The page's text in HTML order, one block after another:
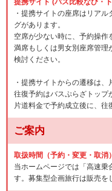
提携サイト (バス比較なび・
・提携サイトの座席はリア
グがあります。
空席が少ない時に、予約操作
満席もしくは男女別座席管理
検討ください。
・提携サイトからの遷移は、
往復予約はバスぷらざトップ
片道料金で予約成立後に、往
ご案内
取扱時間（予約・変更・取消
当ホームページでは「高速乗
す。募集型企画旅行は販売を